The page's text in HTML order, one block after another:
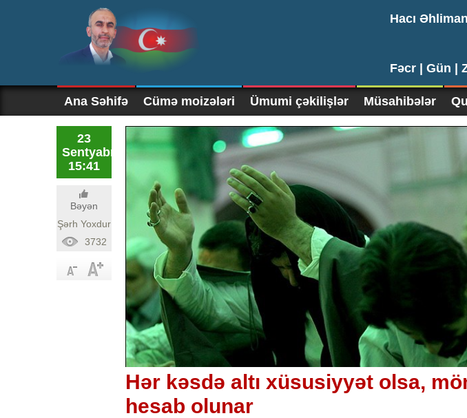
Hacı
Fəcr | Gün |
Ana Səhifə Cümə moizələri Ümumi çəkilişlər Müsahibələr
23
Sentyabr
15:41
Bəyən
Şərh Yoxdur
3732
Hәr kәsdә аltı хüsusiyyәt оlsа,
hеsаb оlunar